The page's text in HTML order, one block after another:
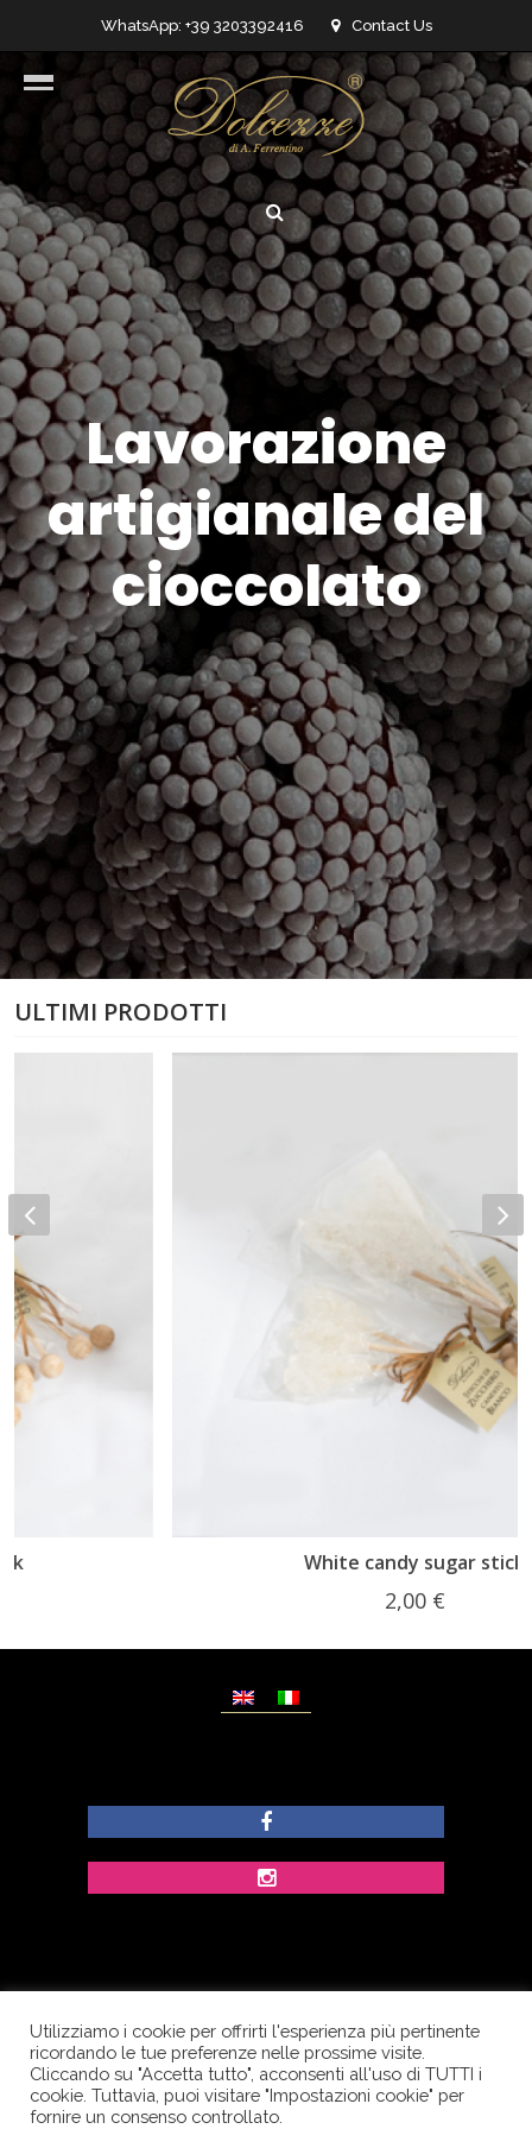
WhatsApp: +39 3203392416 Contact Us
info@dolcezzedicioccolato.it
Lavorazione
artigianale del
cioccolato
ULTIMI PRODOTTI
White candy sugar stick
© Copyright Dolcezze di Ferrentino A. - P.IVA
IT02609400656 - Tutti i diritti riservati.
Corso Palatucci, 65 - 84013 Cava de’ Tirreni (SA) -
Utilizziamo i cookie per offrirti l'esperienza più pertinente
ricordando le tue preferenze nelle prossime visite.
Cliccando su "Accetta tutto", acconsenti all'uso di TUTTI i
cookie. Tuttavia, puoi visitare "Impostazioni cookie" per
fornire un consenso controllato.